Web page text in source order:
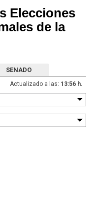
Elecciones
de la
SENADO
Actualizado a las: 13:56 h.